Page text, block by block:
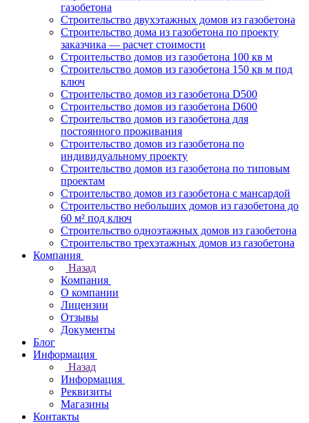
газобетона
Строительство двухэтажных домов из газобетона
Строительство дома из газобетона по проекту
заказчика — расчет стоимости
Строительство домов из газобетона 100 кв м
Строительство домов из газобетона 150 кв м под
ключ
Строительство домов из газобетона D500
Строительство домов из газобетона D600
Строительство домов из газобетона для
постоянного проживания
Строительство домов из газобетона по
индивидуальному проекту
Строительство домов из газобетона по типовым
проектам
Строительство домов из газобетона с мансардой
Строительство небольших домов из газобетона до
60 м² под ключ
Строительство одноэтажных домов из газобетона
Строительство трехэтажных домов из газобетона
Компания
Назад
Компания
О компании
Лицензии
Отзывы
Документы
Блог
Информация
Назад
Информация
Реквизиты
Магазины
Контакты